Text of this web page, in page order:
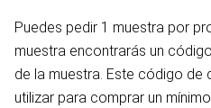
Puedes pedir 1 muestra por
muestra encontrarás un
de la muestra. Este código de
utilizar para comprar un